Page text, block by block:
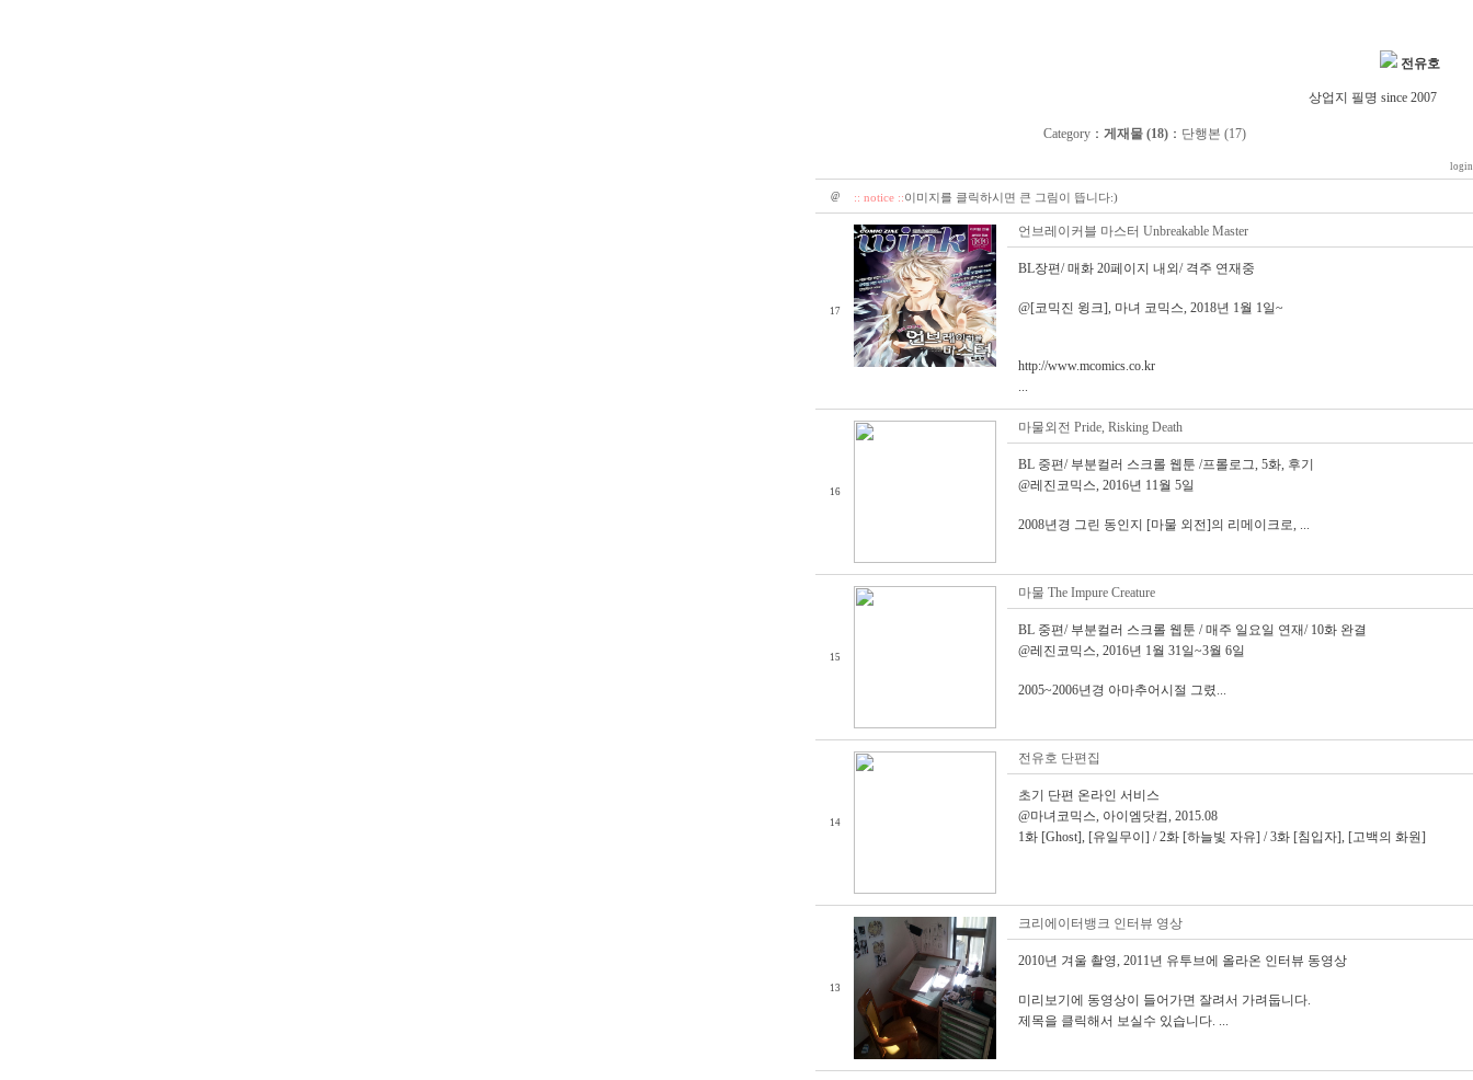
전유호
상업지 필명 since 2007
Category： 게재물 (18)： 단행본 (17)
login
@ :: notice ::이미지를 클릭하시면 큰 그림이 뜹니다:)
17
언브레이커블 마스터 Unbreakable Master
BL장편/ 매화 20페이지 내외/ 격주 연재중
@[코믹진 윙크], 마녀 코믹스, 2018년 1월 1일~
http://www.mcomics.co.kr
...
16
마물외전 Pride, Risking Death
BL 중편/ 부분컬러 스크롤 웹툰 /프롤로그, 5화, 후기
@레진코믹스, 2016년 11월 5일
2008년경 그린 동인지 [마물 외전]의 리메이크로, ...
15
마물 The Impure Creature
BL 중편/ 부분컬러 스크롤 웹툰 / 매주 일요일 연재/ 10화 완결
@레진코믹스, 2016년 1월 31일~3월 6일
2005~2006년경 아마추어시절 그렸...
14
전유호 단편집
초기 단편 온라인 서비스
@마녀코믹스, 아이엠닷컴, 2015.08
1화 [Ghost], [유일무이] / 2화 [하늘빛 자유] / 3화 [침입자], [고백의 화원]
13
크리에이터뱅크 인터뷰 영상
2010년 겨울 촬영, 2011년 유투브에 올라온 인터뷰 동영상
미리보기에 동영상이 들어가면 잘려서 가려둡니다.
제목을 클릭해서 보실수 있습니다. ...